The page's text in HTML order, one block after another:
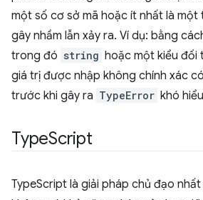
một số cơ sở mã hoặc ít nhất là một
gây nhầm lẫn xảy ra. Ví dụ: bằng
trong đó string hoặc một kiểu đối
giá trị được nhập không chính xác
trước khi gây ra TypeError khó
TypeScript
TypeScript là giải pháp chủ đạo